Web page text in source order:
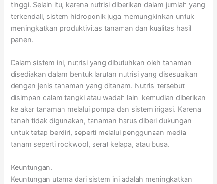
tinggi. Selain itu, karena nutrisi diberikan dalam jumlah yang
terkendali, sistem hidroponik juga memungkinkan untuk
meningkatkan produktivitas tanaman dan kualitas hasil
panen.
Dalam sistem ini, nutrisi yang dibutuhkan oleh tanaman
disediakan dalam bentuk larutan nutrisi yang disesuaikan
dengan jenis tanaman yang ditanam. Nutrisi tersebut
disimpan dalam tangki atau wadah lain, kemudian diberikan
ke akar tanaman melalui pompa dan sistem irigasi. Karena
tanah tidak digunakan, tanaman harus diberi dukungan
untuk tetap berdiri, seperti melalui penggunaan media
tanam seperti rockwool, serat kelapa, atau busa.
Keuntungan.
Keuntungan utama dari sistem ini adalah meningkatkan